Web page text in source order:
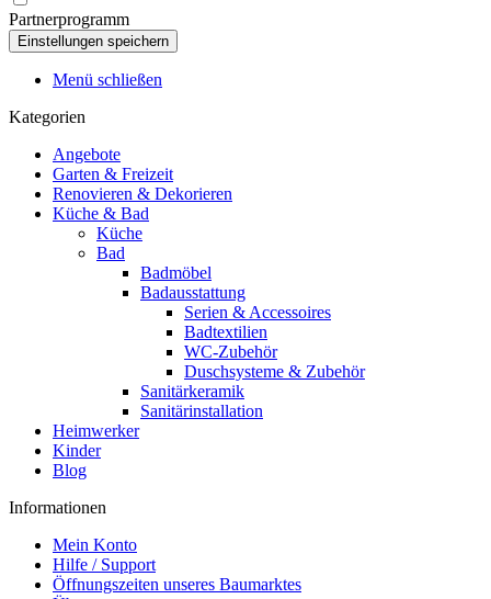
Partnerprogramm
Menü schließen
Kategorien
Angebote
Garten & Freizeit
Renovieren & Dekorieren
Küche & Bad
Küche
Bad
Badmöbel
Badausstattung
Serien & Accessoires
Badtextilien
WC-Zubehör
Duschsysteme & Zubehör
Sanitärkeramik
Sanitärinstallation
Heimwerker
Kinder
Blog
Informationen
Mein Konto
Hilfe / Support
Öffnungszeiten unseres Baumarktes